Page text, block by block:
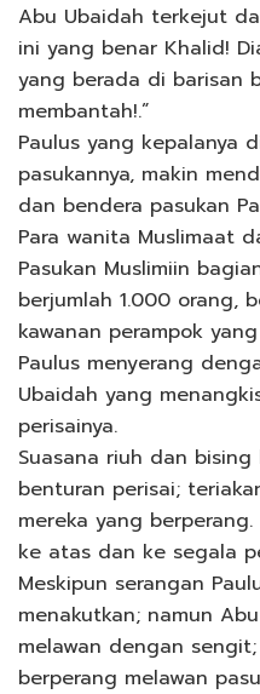
Abu Ubaidah terkejut
ini yang benar Khalid!
yang berada di barisan
membantah!.”
Paulus yang kepalanya
pasukannya, makin
dan bendera pasukan
Para wanita Muslimaat
Pasukan Muslimiin
berjumlah 1.000 orang,
kawanan perampok
Paulus menyerang
Ubaidah yang
perisainya.
Suasana riuh dan
benturan perisai;
mereka yang
ke atas dan ke segala
Meskipun serangan
menakutkan; namun
melawan dengan
berperang melawan